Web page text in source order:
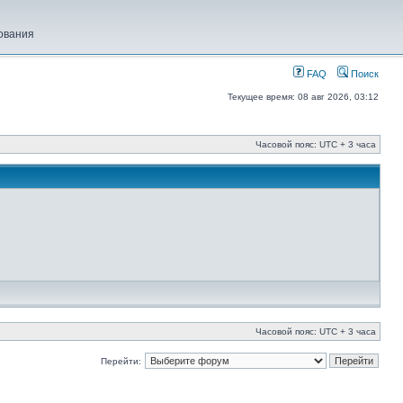
FAQ Поиск
Текущее время: 08 авг 2026, 03:12
Часовой пояс: UTC + 3 часа
Часовой пояс: UTC + 3 часа
Перейти: